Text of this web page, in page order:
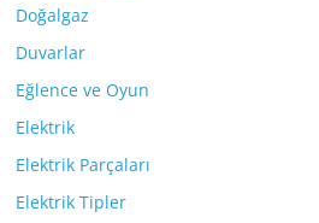
Doğalgaz
Duvarlar
Eğlence ve Oyun
Elektrik
Elektrik Parçaları
Elektrik Tipler